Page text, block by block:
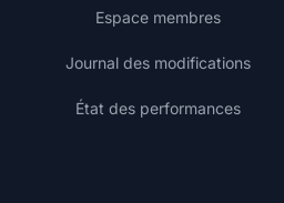
Espace membres
Journal des modifications
État des performances